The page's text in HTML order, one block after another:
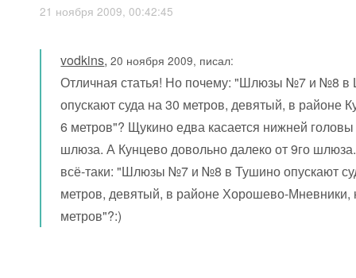
21 ноября 2009, 00:42:45
vodkins,20 ноября 2009, писал:
Отличная статья! Но почему: "Шлюзы №7 и №8 в
опускают суда на 30 метров, девятый, в районе
6 метров"? Щукино едва касается нижней головы
шлюза. А Кунцево довольно далеко от 9го
всё-таки: "Шлюзы №7 и №8 в Тушино опускают
метров, девятый, в районе Хорошево-Мневники,
метров"?:)